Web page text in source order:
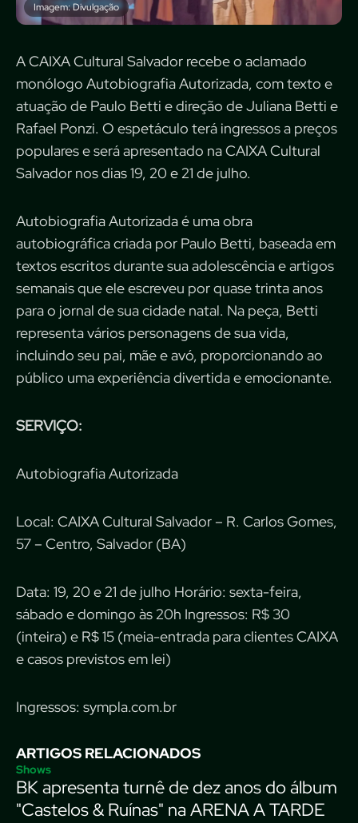
Imagem: Divulgação
A CAIXA Cultural Salvador recebe o aclamado
monólogo Autobiografia Autorizada, com texto e
atuação de Paulo Betti e direção de Juliana Betti e
Rafael Ponzi. O espetáculo terá ingressos a preços
populares e será apresentado na CAIXA Cultural
Salvador nos dias 19, 20 e 21 de julho.
Autobiografia Autorizada é uma obra
autobiográfica criada por Paulo Betti, baseada em
textos escritos durante sua adolescência e artigos
semanais que ele escreveu por quase trinta anos
para o jornal de sua cidade natal. Na peça, Betti
representa vários personagens de sua vida,
incluindo seu pai, mãe e avó, proporcionando ao
público uma experiência divertida e emocionante.
SERVIÇO:
Autobiografia Autorizada
Local: CAIXA Cultural Salvador – R. Carlos Gomes,
57 – Centro, Salvador (BA)
Data: 19, 20 e 21 de julho Horário: sexta-feira,
sábado e domingo às 20h Ingressos: R$ 30
(inteira) e R$ 15 (meia-entrada para clientes CAIXA
e casos previstos em lei)
Ingressos: sympla.com.br
ARTIGOS RELACIONADOS
Shows
BK apresenta turnê de dez anos do álbum
"Castelos & Ruínas" na ARENA A TARDE